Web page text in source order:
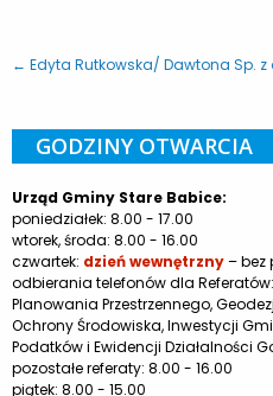
← Edyta Rutkowska/ Dawtona Sp. z
GODZINY OTWARCIA
Urząd Gminy Stare Babice:
poniedziałek: 8.00 - 17.00
wtorek, środa: 8.00 - 16.00
czwartek: dzień wewnętrzny– bez
odbierania telefonów dla Referatów:
Planowania Przestrzennego,
Ochrony Środowiska, Inwestycji
Podatków i Ewidencji Działalności
pozostałe referaty: 8.00 - 16.00
piątek: 8.00 - 15.00